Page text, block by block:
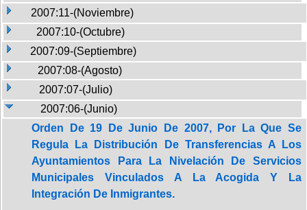
2007:11-(Noviembre)
2007:10-(Octubre)
2007:09-(Septiembre)
2007:08-(Agosto)
2007:07-(Julio)
2007:06-(Junio)
Orden De 19 De Junio De 2007, Por La Que Se
Regula La Distribución De Transferencias A Los
Ayuntamientos Para La Nivelación De Servicios
Municipales Vinculados A La Acogida Y La
Integración De Inmigrantes.